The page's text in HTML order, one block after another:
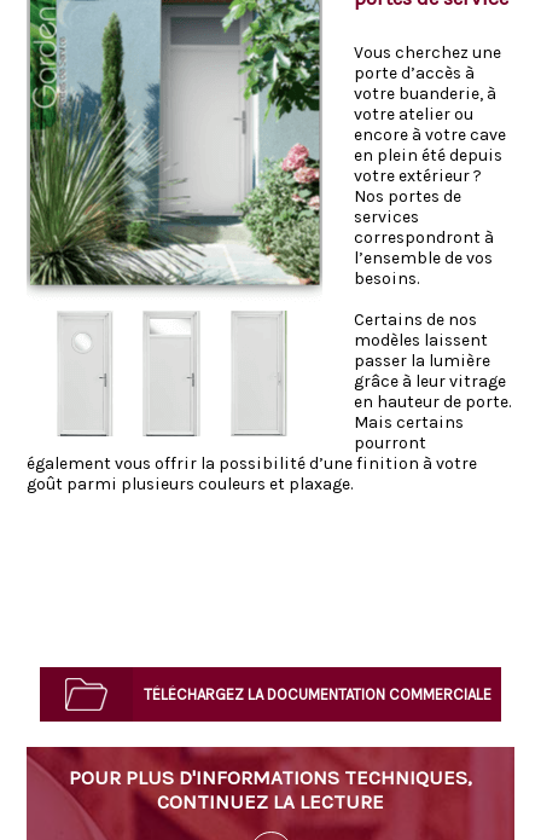
Vous cherchez une
porte d’accès à
votre buanderie, à
votre atelier ou
encore à votre cave
en plein été depuis
votre extérieur ?
Nos portes de
services
correspondront à
l’ensemble de vos
besoins.
Certains de nos
modèles laissent
passer la lumière
grâce à leur vitrage
en hauteur de porte.
Mais certains
pourront
également vous offrir la possibilité d’une finition à votre
goût parmi plusieurs couleurs et plaxage.
TÉLÉCHARGEZ LA DOCUMENTATION COMMERCIALE
POUR PLUS D'INFORMATIONS TECHNIQUES,
CONTINUEZ LA LECTURE